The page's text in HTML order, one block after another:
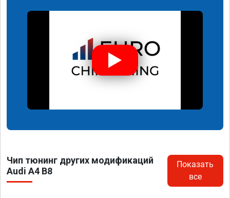
Чип тюнинг других модификаций
Audi A4 B8
Показать
все